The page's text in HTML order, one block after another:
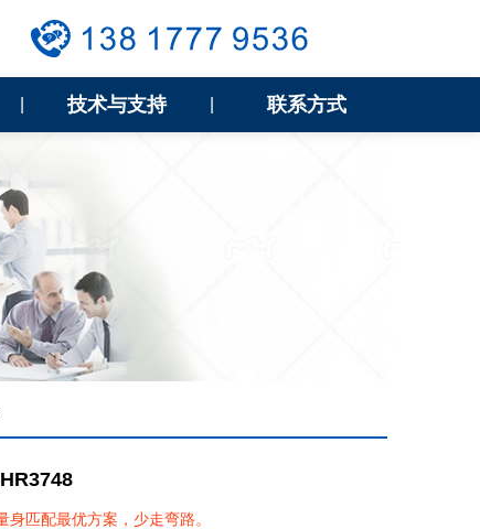
技术与支持 联系方式
匹配最优方案，少走弯路。